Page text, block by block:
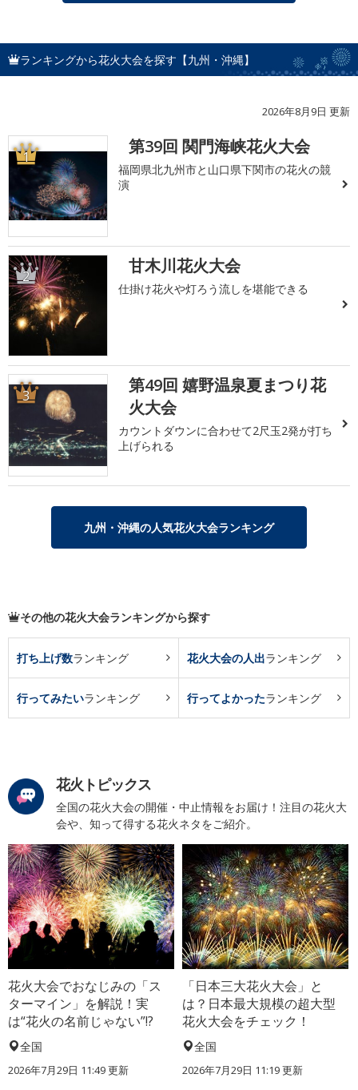
ランキングから花火大会を探す【九州・沖縄】
2026年8月9日 更新
1 第39回 関門海峡花火大会
福岡県北九州市と山口県下関市の花火の競
演
2 甘木川花火大会
仕掛け花火や灯ろう流しを堪能できる
3
第49回 嬉野温泉夏まつり花
火大会
カウントダウンに合わせて2尺玉2発が打ち
上げられる
九州・沖縄の人気花火大会ランキング
その他の花火大会ランキングから探す
打ち上げ数ランキング 花火大会の人出ランキング
行ってみたいランキング 行ってよかったランキング
花火トピックス
全国の花火大会の開催・中止情報をお届け！注目の花火大
会や、知って得する花火ネタをご紹介。
花火大会でおなじみの「ス
ターマイン」を解説！実
は“花火の名前じゃない”!?
全国
2026年7月29日 11:49 更新
「日本三大花火大会」と
は？日本最大規模の超大型
花火大会をチェック！
全国
2026年7月29日 11:19 更新